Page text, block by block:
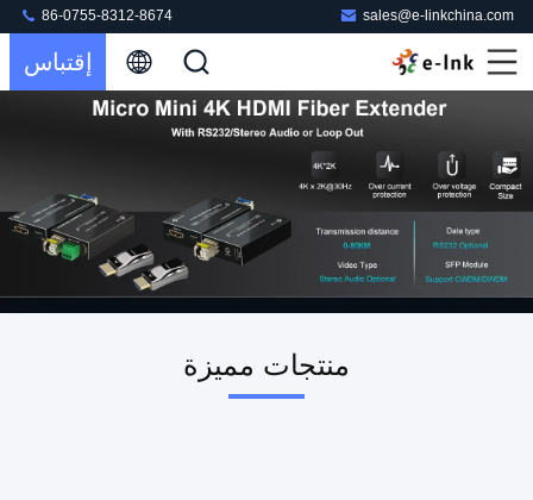
sales@e-linkchina.com
86-0755-8312-8674
إقتباس
منتجات مميزة